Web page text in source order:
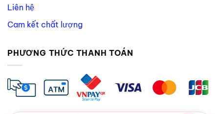
Liên hệ
Cam kết chất lượng
PHƯƠNG THỨC THANH TOÁN